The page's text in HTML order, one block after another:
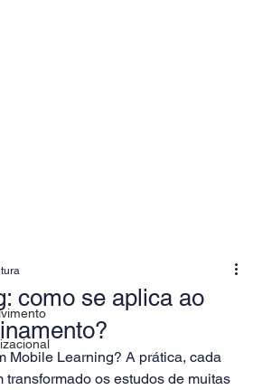
como se aplica ao
Mobile Learning? A prática, cada
transformado os estudos de muitas